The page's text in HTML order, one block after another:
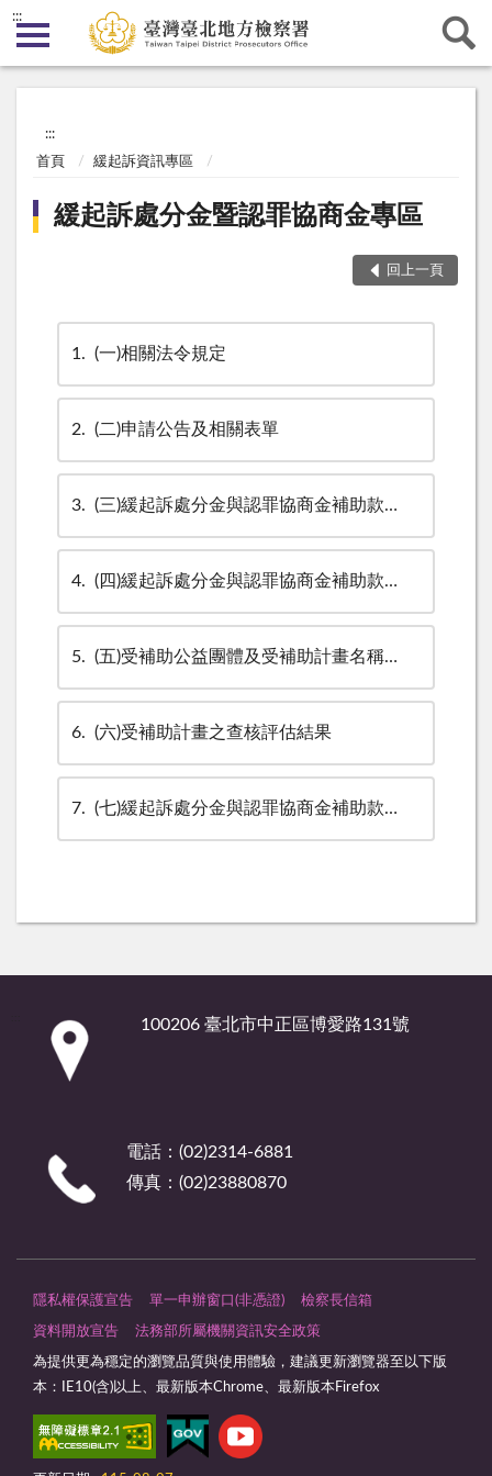
:::
:::
首頁 緩起訴資訊專區
緩起訴處分金暨認罪協商金專區
回上一頁
1 (一)相關法令規定
2 (二)申請公告及相關表單
3 (三)緩起訴處分金與認罪協商金補助款審查委員會審查委員名單
4 (四)緩起訴處分金與認罪協商金補助款審查委員會會議紀錄
5 (五)受補助公益團體及受補助計畫名稱、計畫要旨、補助金額
6 (六)受補助計畫之查核評估結果
7 (七)緩起訴處分金與認罪協商金補助款結報作業
100206 臺北市中正區博愛路131號
電話：(02)2314-6881
傳真：(02)23880870
隱私權保護宣告 單一申辦窗口(非憑證) 檢察長信箱
資料開放宣告 法務部所屬機關資訊安全政策
為提供更為穩定的瀏覽品質與使用體驗，建議更新瀏覽器至以下版
本：IE10(含)以上、最新版本Chrome、最新版本Firefox